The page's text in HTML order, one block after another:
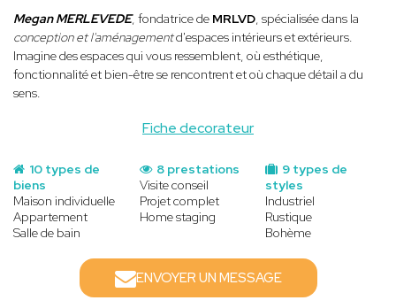
Fiche decorateur
Megan MERLEVEDE, fondatrice de MRLVD , spécialisée dans la
conception et l'aménagementd'espaces intérieurs et extérieurs.
Imagine des espaces qui vous ressemblent, où esthétique,
fonctionnalité et bien-être se rencontrent et où chaque détail a du
sens.
10 types de
biens
Maison individuelle
Appartement
Salle de bain
9 types de
styles
Industriel
Rustique
Bohème
8 prestations
Visite conseil
Projet complet
Home staging
ENVOYER UN MESSAGE